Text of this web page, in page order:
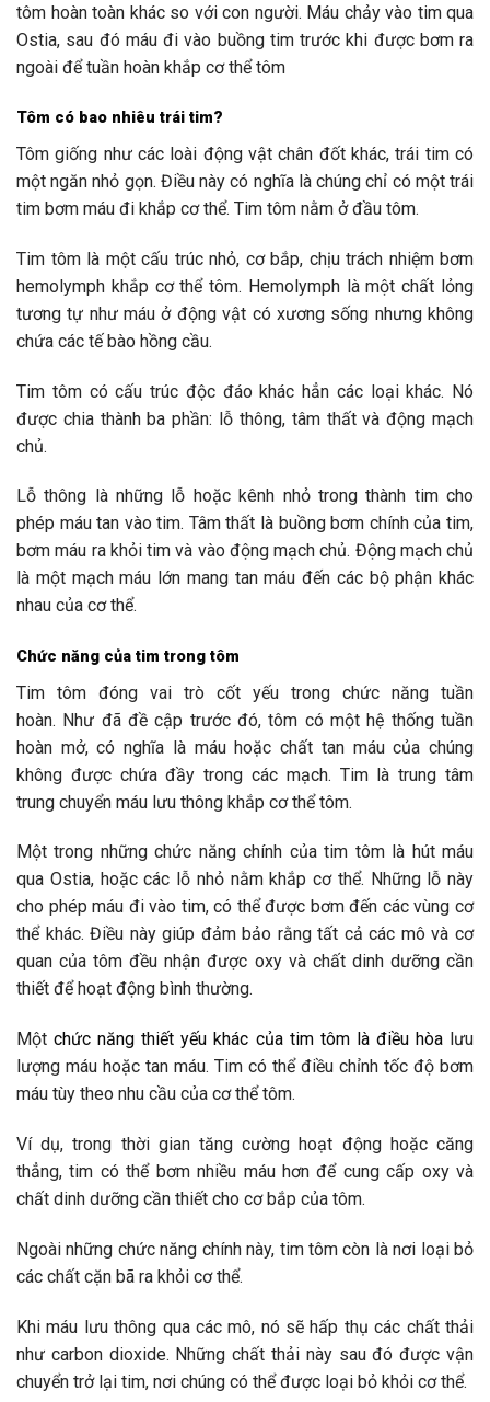
tôm hoàn toàn khác so với con người. Máu chảy vào tim qua
Ostia, sau đó máu đi vào buồng tim trước khi được bơm ra
ngoài để tuần hoàn khắp cơ thể tôm
Tôm có bao nhiêu trái tim?
Tôm giống như các loài động vật chân đốt khác, trái tim có
một ngăn nhỏ gọn. Điều này có nghĩa là chúng chỉ có một trái
tim bơm máu đi khắp cơ thể. Tim tôm nằm ở đầu tôm.
Tim tôm là một cấu trúc nhỏ, cơ bắp, chịu trách nhiệm bơm
hemolymph khắp cơ thể tôm. Hemolymph là một chất lỏng
tương tự như máu ở động vật có xương sống nhưng không
chứa các tế bào hồng cầu.
Tim tôm có cấu trúc độc đáo khác hẳn các loại khác. Nó
được chia thành ba phần: lỗ thông, tâm thất và động mạch
chủ.
Lỗ thông là những lỗ hoặc kênh nhỏ trong thành tim cho
phép máu tan vào tim. Tâm thất là buồng bơm chính của tim,
bơm máu ra khỏi tim và vào động mạch chủ. Động mạch chủ
là một mạch máu lớn mang tan máu đến các bộ phận khác
nhau của cơ thể.
Chức năng của tim trong tôm
Tim tôm đóng vai trò cốt yếu trong chức năng tuần
hoàn. Như đã đề cập trước đó, tôm có một hệ thống tuần
hoàn mở, có nghĩa là máu hoặc chất tan máu của chúng
không được chứa đầy trong các mạch. Tim là trung tâm
trung chuyển máu lưu thông khắp cơ thể tôm.
Một trong những chức năng chính của tim tôm là hút máu
qua Ostia, hoặc các lỗ nhỏ nằm khắp cơ thể. Những lỗ này
cho phép máu đi vào tim, có thể được bơm đến các vùng cơ
thể khác. Điều này giúp đảm bảo rằng tất cả các mô và cơ
quan của tôm đều nhận được oxy và chất dinh dưỡng cần
thiết để hoạt động bình thường.
Mộtchức năng thiết yếu khác của tim tôm là điều hòalưu
lượng máu hoặc tan máu. Tim có thể điều chỉnh tốc độ bơm
máu tùy theo nhu cầu của cơ thể tôm.
Ví dụ, trong thời gian tăng cường hoạt động hoặc căng
thẳng, tim có thể bơm nhiều máu hơn để cung cấp oxy và
chất dinh dưỡng cần thiết cho cơ bắp của tôm.
Ngoài những chức năng chính này, tim tôm còn là nơi loại bỏ
các chất cặn bã ra khỏi cơ thể.
Khi máu lưu thông qua các mô, nó sẽ hấp thụ các chất thải
như carbon dioxide. Những chất thải này sau đó được vận
chuyển trở lại tim, nơi chúng có thể được loại bỏ khỏi cơ thể.